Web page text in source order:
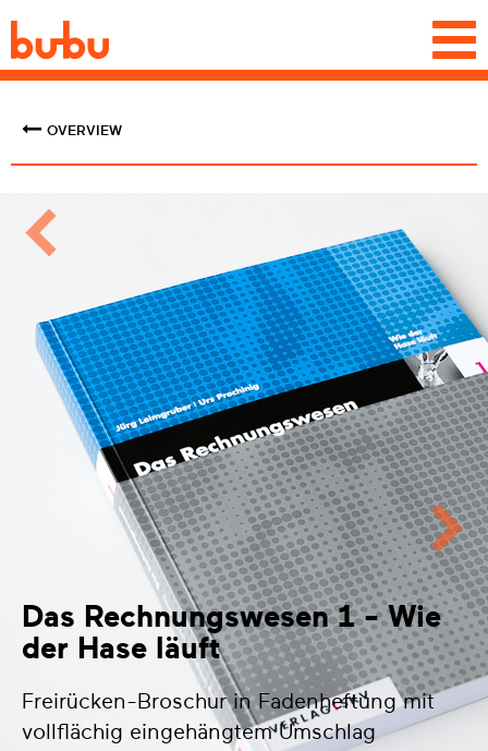
OVERVIEW
Das Rechnungswesen 1 - Wie
der Hase läuft
Freirücken-Broschur in Fadenheftung mit
vollflächig eingehängtem Umschlag